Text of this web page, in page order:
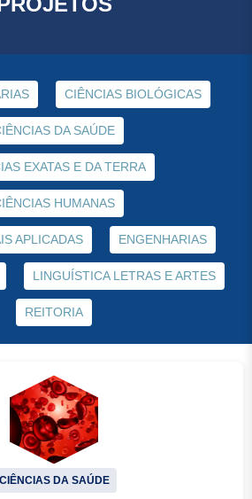
CIÊNCIAS BIOLÓGICAS
DA SAÚDE
EXATAS E DA TERRA
HUMANAS
APLICADAS ENGENHARIAS
LINGUÍSTICA LETRAS E ARTES
REITORIA
CIÊNCIAS DA SAÚDE